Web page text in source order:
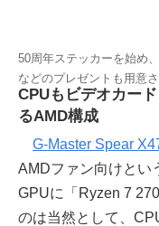
50周年ステッカーを始め
などのプレゼントも用意
CPUもビデオカー
るAMD構成
G-Master Spear
AMDファン向けとい
GPUに「Ryzen 7
のは当然として、